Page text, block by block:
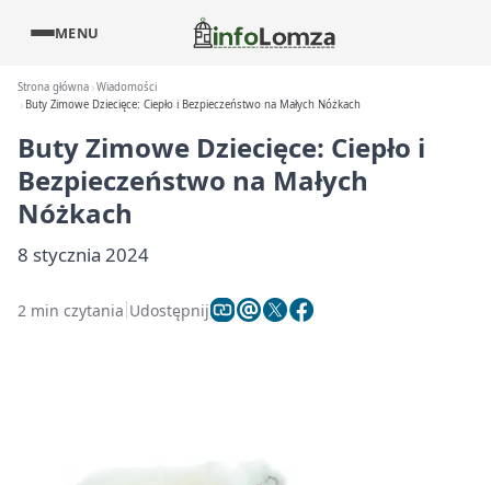
MENU
Strona główna Wiadomości
Buty Zimowe Dziecięce: Ciepło i Bezpieczeństwo na Małych Nóżkach
Buty Zimowe Dziecięce: Ciepło i
Bezpieczeństwo na Małych
Nóżkach
8 stycznia 2024
2 min czytania Udostępnij